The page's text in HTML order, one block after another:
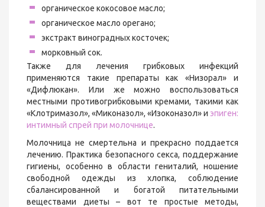
органическое кокосовое масло;
органическое масло орегано;
экстракт виноградных косточек;
морковный сок.
Также для лечения грибковых инфекций
применяются такие препараты как «Низорал» и
«Дифлюкан». Или же можно воспользоваться
местными противогрибковыми кремами, такими как
«Клотримазол», «Миконазол», «Изоконазол» и эпиген:
интимный спрей при молочнице.
Молочница не смертельна и прекрасно поддается
лечению. Практика безопасного секса, поддержание
гигиены, особенно в области гениталий, ношение
свободной одежды из хлопка, соблюдение
сбалансированной и богатой питательными
веществами диеты – вот те простые методы,